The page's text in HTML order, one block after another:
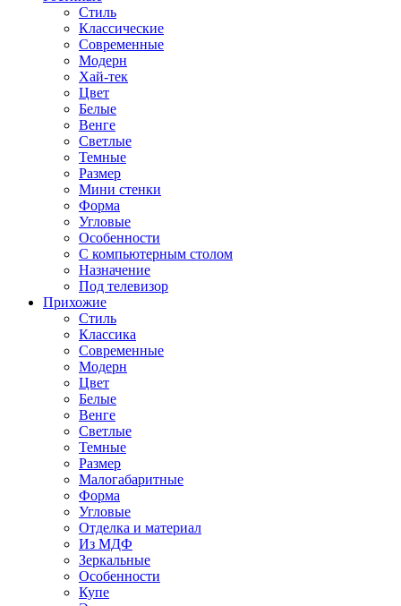
Стиль
Классические
Современные
Модерн
Хай-тек
Цвет
Белые
Венге
Светлые
Темные
Размер
Мини стенки
Форма
Угловые
Особенности
С компьютерным столом
Назначение
Под телевизор
Прихожие
Стиль
Классика
Современные
Модерн
Цвет
Белые
Венге
Светлые
Темные
Размер
Малогабаритные
Форма
Угловые
Отделка и материал
Из МДФ
Зеркальные
Особенности
Купе